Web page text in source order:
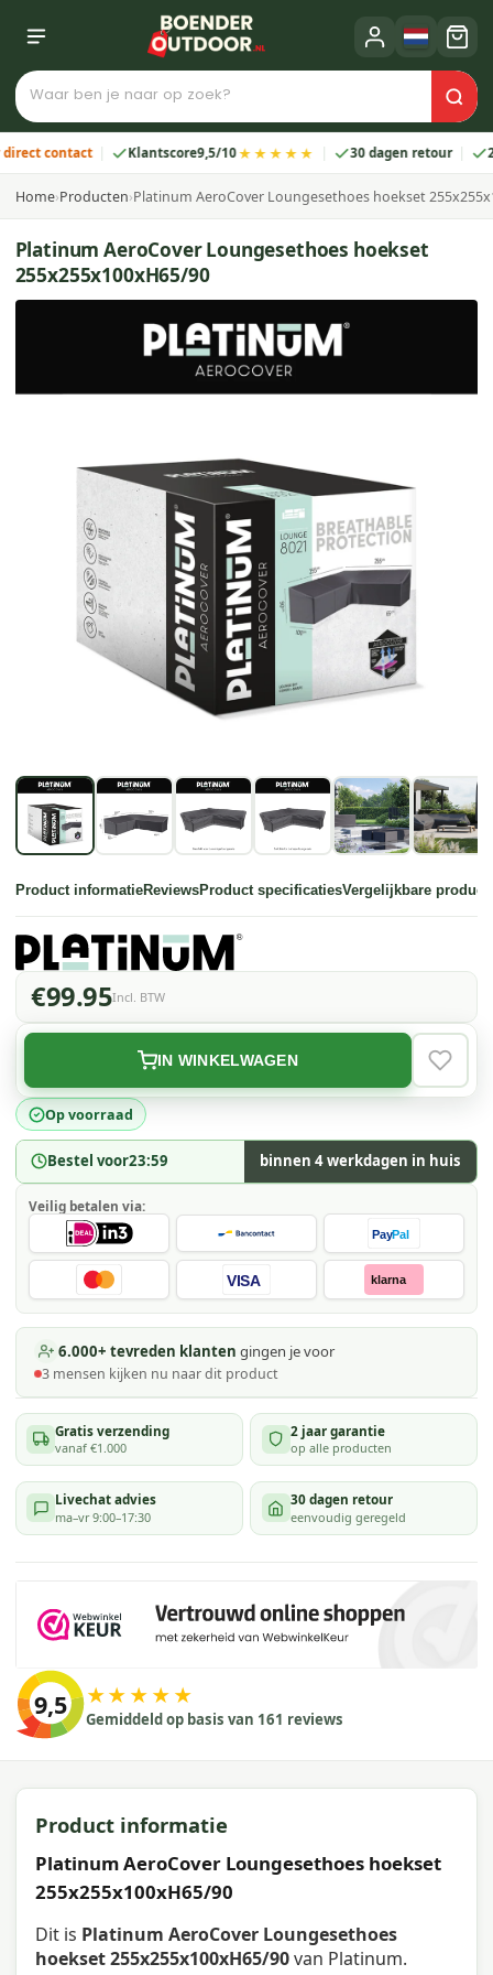
contact Klantscore9,5/10★★★★★ 30 dagen retour 2
Home›Producten›Platinum AeroCover Loungesethoes hoekset
Platinum AeroCover Loungesethoes hoekset
255x255x100xH65/90
Product informatieReviewsProduct specificatiesVergelijkbare
€99.95Incl. BTW
Op voorraad
Bestel voor23:59 binnen 4 werkdagen in huis
IN WINKELWAGEN
Veilig betalen via:
PayPal
VISA klarna
6.000+ tevreden klanten gingen je voor
3 mensen kijken nu naar dit product
Gratis verzending
vanaf €1.000
2 jaar garantie
op alle producten
Livechat advies
ma–vr 9:00–17:30
30 dagen retour
eenvoudig geregeld
9,5 ★★★★★
Gemiddeld op basis van 161 reviews
Product informatie
Platinum AeroCover Loungesethoes hoekset
255x255x100xH65/90
Dit is Platinum AeroCover Loungesethoes
hoekset 255x255x100xH65/90van Platinum.